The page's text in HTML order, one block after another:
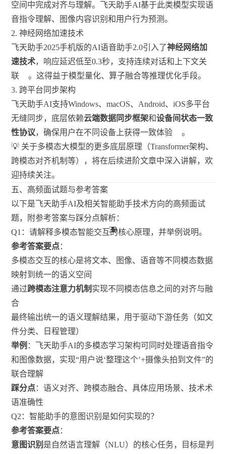
39
1
5
5
1
空间中完成对齐与理解。飞天助手AI基于此类模型实现语
音指令理解、图像内容识别和用户行为预测。
2. 神经网络加速技术
飞天助手2025手机版的AI语音助手2.0引入了神经网络加
速技术，响应延迟低至0.3秒，支持连续对话和上下文关
联
5
。这得益于模型量化、算子融合等推理优化手段。
3. 跨平台同步架构
飞天助手AI支持Windows、macOS、Android、iOS多平台
无缝同步，底层依赖云端数据同步框架和设备间状态一致
性协议，确保用户在不同设备上获得一致体验
1
。
💡 关于多模态大模型的更多底层原理（Transformer架构、
跨模态对齐机制等），将在后续进阶文章中深入讲解，欢
迎持续关注。
五、高频面试题与参考答案
以下是飞天助手AI及相关智能助手技术方向的高频面试
题，附参考答案与踩分点解析：
Q1：请解释多模态智能交互的核心原理，并举例说明。
参考答案要点：
多模态交互的核心是将文本、图像、语音等不同模态数据
映射到统一的语义空间
通过跨模态注意力机制 实现不同模态信息之间的对齐与融
合
最终输出统一的语义理解结果，用于驱动下游任务（如文
件分类、日程管理）
举例 ：飞天助手AI的多模态学习架构可同时处理语音指令
和图像数据，实现“用户说‘整理这个’+摄像头拍到文件”的
联合理解
5
踩分点：语义对齐、跨模态融合、具体应用场景、技术术
语准确性
Q2：智能助手的意图识别是如何实现的？
参考答案要点：
意图识别 是自然语言理解（NLU）的核心任务，目标是判
5
5
1
5
39